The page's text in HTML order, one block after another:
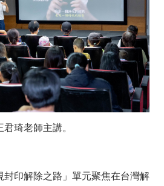
琦老師主講。
封印解除之路」單元聚焦在台灣解